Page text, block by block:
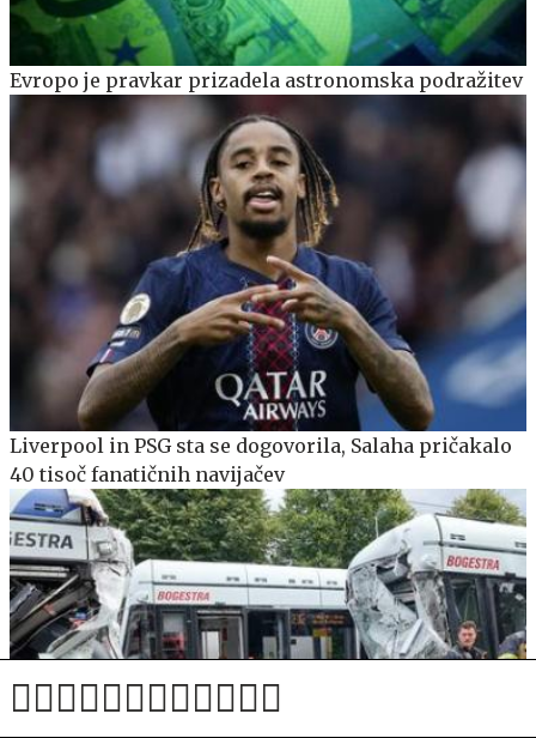
Evropo je pravkar prizadela astronomska podražitev
Liverpool in PSG sta se dogovorila, Salaha pričakalo
40 tisoč fanatičnih navijačev